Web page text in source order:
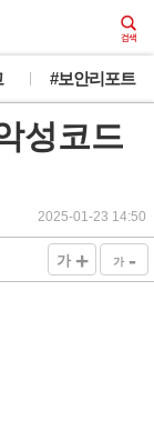
#보안리포트
성코드
2025-01-23 14:50
가 + 가 -